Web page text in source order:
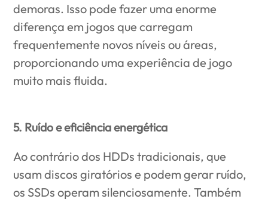
demoras. Isso pode fazer uma enorme
diferença em jogos que carregam
frequentemente novos níveis ou áreas,
proporcionando uma experiência de jogo
muito mais fluida.
5. Ruído e eficiência energética
Ao contrário dos HDDs tradicionais, que
usam discos giratórios e podem gerar ruído,
os SSDs operam silenciosamente. Também